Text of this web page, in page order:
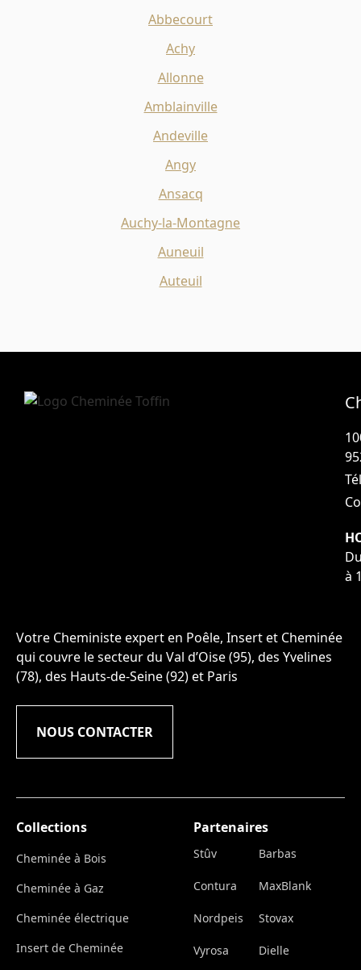
Abbecourt
Achy
Allonne
Amblainville
Andeville
Angy
Ansacq
Auchy-la-Montagne
Auneuil
Auteuil
à
Votre Cheministe expert en Poêle, Insert et Cheminée
qui couvre le secteur du Val d’Oise (95), des Yvelines
(78), des Hauts-de-Seine (92) et Paris
NOUS CONTACTER
Collections
Cheminée à Bois
Cheminée à Gaz
Cheminée électrique
Insert de Cheminée
Partenaires
Stûv Barbas
Contura MaxBlank
Nordpeis Stovax
Vyrosa Dielle